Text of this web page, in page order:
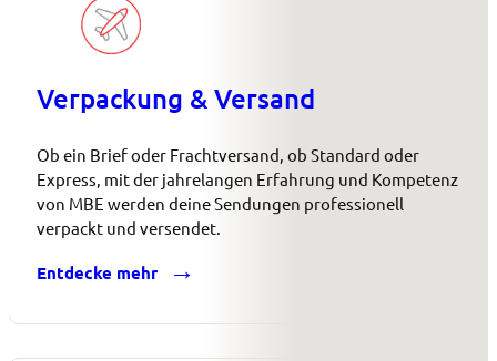
Verpackung & Versand
Ob ein Brief oder Frachtversand, ob Standard oder
Express, mit der jahrelangen Erfahrung und Kompetenz
von MBE werden deine Sendungen professionell
verpackt und versendet.
Entdecke mehr